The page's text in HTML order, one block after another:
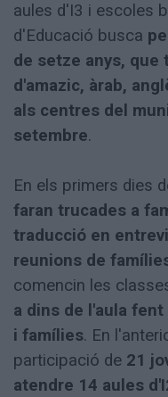
aules d'I3 i escoles
d'Educació busca
de setze anys,
d'amazic, àrab,
als centres del
setembre.
En els primers dies
faran trucades a
traducció en
reunions de
comencin les
a dins de l'aula
i famílies. En
participació de 21
atendre 14 aules